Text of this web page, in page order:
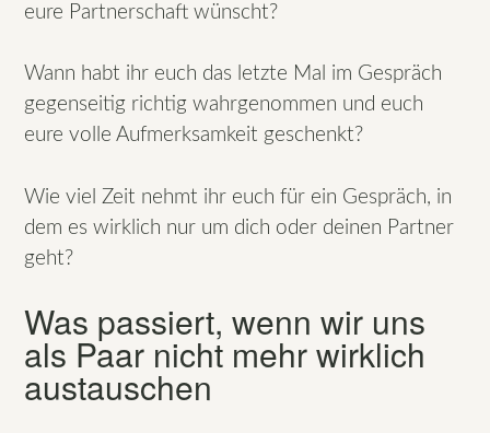
eure Partnerschaft wünscht?
Wann habt ihr euch das letzte Mal im Gespräch
gegenseitig richtig wahrgenommen und euch
eure volle Aufmerksamkeit geschenkt?
Wie viel Zeit nehmt ihr euch für ein Gespräch, in
dem es wirklich nur um dich oder deinen Partner
geht?
Was passiert, wenn wir uns
als Paar nicht mehr wirklich
austauschen